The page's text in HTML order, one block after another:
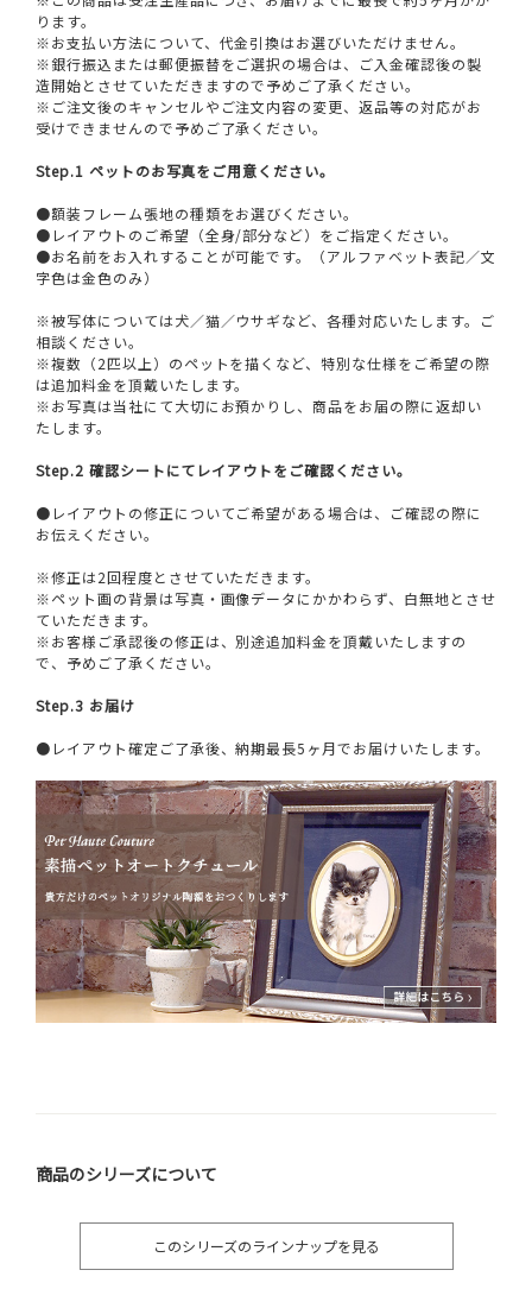
ります。
※お支払い方法について、代金引換はお選びいただけません。
※銀行振込または郵便振替をご選択の場合は、ご入金確認後の製
造開始とさせていただきますので予めご了承ください。
※ご注文後のキャンセルやご注文内容の変更、返品等の対応がお
受けできませんので予めご了承ください。
Step.1 ペットのお写真をご用意ください。
●額装フレーム張地の種類をお選びください。
●レイアウトのご希望（全身/部分など）をご指定ください。
●お名前をお入れすることが可能です。（アルファベット表記／文
字色は金色のみ）
※被写体については犬／猫／ウサギなど、各種対応いたします。ご
相談ください。
※複数（2匹以上）のペットを描くなど、特別な仕様をご希望の際
は追加料金を頂戴いたします。
※お写真は当社にて大切にお預かりし、商品をお届の際に返却い
たします。
Step.2 確認シートにてレイアウトをご確認ください。
●レイアウトの修正についてご希望がある場合は、ご確認の際に
お伝えください。
※修正は2回程度とさせていただきます。
※ペット画の背景は写真・画像データにかかわらず、白無地とさせ
ていただきます。
※お客様ご承認後の修正は、別途追加料金を頂戴いたしますの
で、予めご了承ください。
Step.3 お届け
●レイアウト確定ご了承後、納期最長5ヶ月でお届けいたします。
商品のシリーズについて
このシリーズのラインナップを見る